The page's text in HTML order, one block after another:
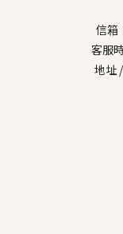
信
客服
地址